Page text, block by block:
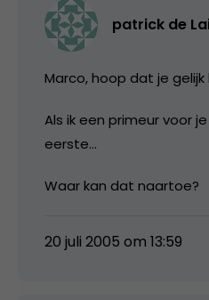
patrick de
Marco, hoop dat je gelijk
Als ik een primeur voor
eerste…
Waar kan dat naartoe?
20 juli 2005 om 13:59